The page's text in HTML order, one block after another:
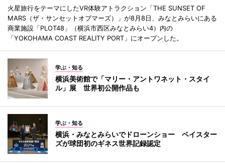
火星旅行をテーマにしたVR体験アトラクション「THE SUNSET OF
MARS（ザ・サンセットオブマーズ）」が8月8日、みなとみらいにある
商業施設「PLOT48」（横浜市西区みなとみらい4）内の
「YOKOHAMA COAST REALITY PORT」にオープンした。
学ぶ・知る
横浜美術館で「マリー・アントワネット・スタイ
ル」展 世界初公開作品も
学ぶ・知る
横浜・みなとみらいでドローンショー ベイスター
ズが球団初のギネス世界記録認定